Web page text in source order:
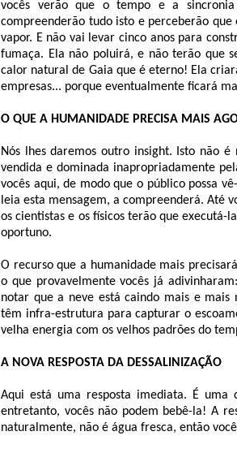
vocês verão que o tempo e a
compreenderão tudo isto e perceberão
vapor. E não vai levar cinco anos para
fumaça. Ela não poluirá, e não terão que
calor natural de Gaia que é eterno! Ela
empresas... porque eventualmente ficará
O QUE A HUMANIDADE PRECISA MAIS
Nós lhes daremos outro insight. Isto não
vendida e dominada inapropriadamente
vocês aqui, de modo que o público possa
leia esta mensagem, a compreenderá. Até
os cientistas e os físicos terão que executá-
oportuno.
O recurso que a humanidade mais
o que provavelmente vocês já
notar que a neve está caindo mais e
têm infra-estrutura para capturar o
velha energia com os velhos padrões do
A NOVA RESPOSTA DA DESSALINIZAÇÃO
Aqui está uma resposta imediata. É uma
entretanto, vocês não podem bebê-la! A
naturalmente, não é água fresca, então